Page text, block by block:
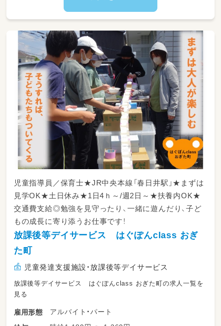
り身体を動かしたりしています。
すので、ご安心ください。
また、毎日ミーティングの時間を取っています
ので、その都度、子どものことや業務・支援のこ
となど、疑問点があればみんなで相談しながら
進めています。
子どもの自立や成長をサポートするお仕事で
す！
子どもたちの未来を一緒に考えていただける方
をお待ちしております！
【仕事内容】
・お子様に対する療育（個別支援・集団支援）
・宿題の補助
・送迎業務（送迎車はノアです）
【1日の流れ（一例）】
13:00～ スタッフミーティング・おやつ作り
など
14:30～ 各学校へお迎え
15:00～ 宿題の補助・おやつ・自由遊び
17:30～ 各家庭へお送り・片付け
※学校休業日は午前からの預かりがあります
雇用期間6ヶ月（原則更新・更新上限なし）
児童指導員／保育士★JR中央本線「春日井駅」★まずは
見学OK★土日休み★1日4ｈ～/週2日～★扶養内OK★
交通費支給◎勉強を見守ったり、一緒に遊んだり、子ど
もの成長に寄り添うお仕事です！
放課後等デイサービス はぐぽんclass おぎ
た町
児童発達支援施設・放課後等デイサービス
放課後等デイサービス はぐぽんclass おぎた町の求人一覧を
見る
雇用形態
アルバイト・パート